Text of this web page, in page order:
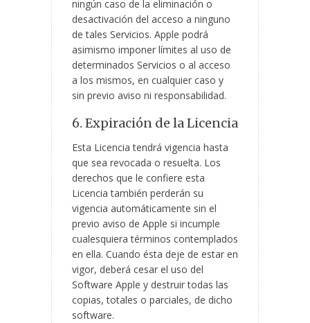
ningún caso de la eliminación o
desactivación del acceso a ninguno
de tales Servicios. Apple podrá
asimismo imponer límites al uso de
determinados Servicios o al acceso
a los mismos, en cualquier caso y
sin previo aviso ni responsabilidad.
6. Expiración de la Licencia
Esta Licencia tendrá vigencia hasta
que sea revocada o resuelta. Los
derechos que le confiere esta
Licencia también perderán su
vigencia automáticamente sin el
previo aviso de Apple si incumple
cualesquiera términos contemplados
en ella. Cuando ésta deje de estar en
vigor, deberá cesar el uso del
Software Apple y destruir todas las
copias, totales o parciales, de dicho
software.